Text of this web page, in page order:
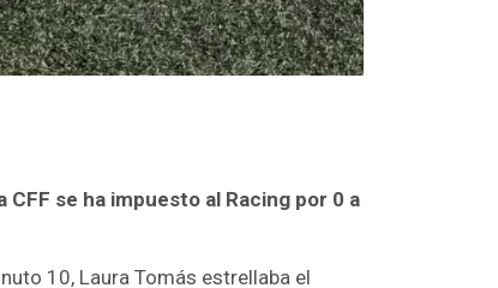
CFF se ha impuesto al Racing por 0 a
10, Laura Tomás estrellaba el